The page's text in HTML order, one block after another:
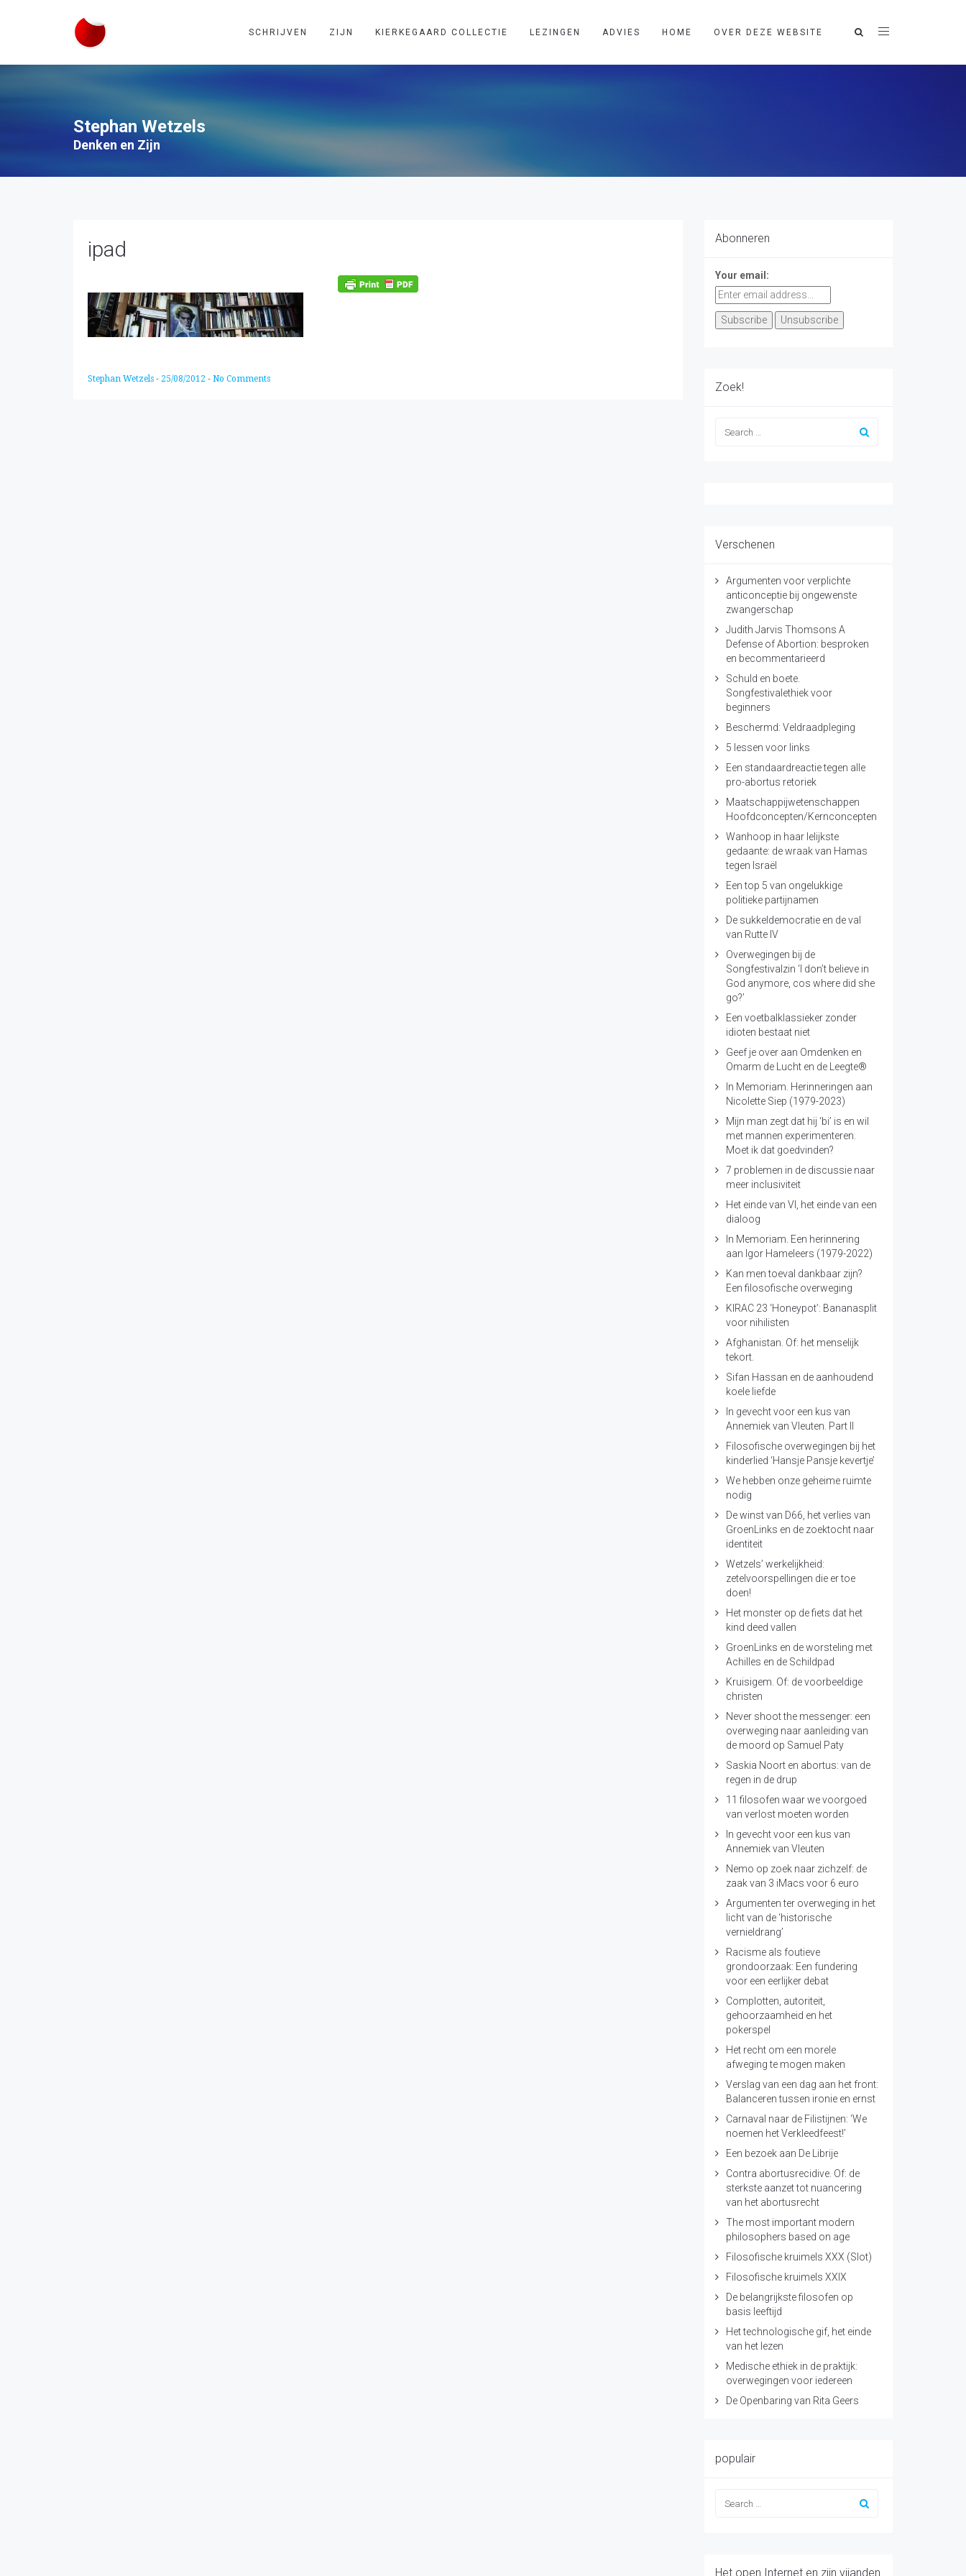
SCHRIJVEN ZIJN KIERKEGAARD COLLECTIE LEZINGEN ADVIES HOME OVER DEZE WEBSITE
Stephan Wetzels
Denken en Zijn
ipad
Stephan Wetzels - 25/08/2012 - No Comments
Abonneren
Your email:
Zoek!
Verschenen
Argumenten voor verplichte
anticonceptie bij ongewenste
zwangerschap
Judith Jarvis Thomsons A
Defense of Abortion: besproken
en becommentarieerd
Schuld en boete.
Songfestivalethiek voor
beginners
Beschermd: Veldraadpleging
5 lessen voor links
Een standaardreactie tegen alle
pro-abortus retoriek
Maatschappijwetenschappen
Hoofdconcepten/Kernconcepten
Wanhoop in haar lelijkste
gedaante: de wraak van Hamas
tegen Israël
Een top 5 van ongelukkige
politieke partijnamen
De sukkeldemocratie en de val
van Rutte IV
Overwegingen bij de
Songfestivalzin ‘I don’t believe in
God anymore, cos where did she
go?’
Een voetbalklassieker zonder
idioten bestaat niet
Geef je over aan Omdenken en
Omarm de Lucht en de Leegte®
In Memoriam. Herinneringen aan
Nicolette Siep (1979-2023)
Mijn man zegt dat hij ‘bi’ is en wil
met mannen experimenteren.
Moet ik dat goedvinden?
7 problemen in de discussie naar
meer inclusiviteit
Het einde van VI, het einde van een
dialoog
In Memoriam. Een herinnering
aan Igor Hameleers (1979-2022)
Kan men toeval dankbaar zijn?
Een filosofische overweging
KIRAC 23 ‘Honeypot’: Bananasplit
voor nihilisten
Afghanistan. Of: het menselijk
tekort.
Sifan Hassan en de aanhoudend
koele liefde
In gevecht voor een kus van
Annemiek van Vleuten. Part II
Filosofische overwegingen bij het
kinderlied ‘Hansje Pansje kevertje’
We hebben onze geheime ruimte
nodig
De winst van D66, het verlies van
GroenLinks en de zoektocht naar
identiteit
Wetzels’ werkelijkheid:
zetelvoorspellingen die er toe
doen!
Het monster op de fiets dat het
kind deed vallen
GroenLinks en de worsteling met
Achilles en de Schildpad
Kruisigem. Of: de voorbeeldige
christen
Never shoot the messenger: een
overweging naar aanleiding van
de moord op Samuel Paty
Saskia Noort en abortus: van de
regen in de drup
11 filosofen waar we voorgoed
van verlost moeten worden
In gevecht voor een kus van
Annemiek van Vleuten
Nemo op zoek naar zichzelf: de
zaak van 3 iMacs voor 6 euro
Argumenten ter overweging in het
licht van de ‘historische
vernieldrang’
Racisme als foutieve
grondoorzaak: Een fundering
voor een eerlijker debat
Complotten, autoriteit,
gehoorzaamheid en het
pokerspel
Het recht om een morele
afweging te mogen maken
Verslag van een dag aan het front:
Balanceren tussen ironie en ernst
Carnaval naar de Filistijnen: ‘We
noemen het Verkleedfeest!’
Een bezoek aan De Librije
Contra abortusrecidive. Of: de
sterkste aanzet tot nuancering
van het abortusrecht
The most important modern
philosophers based on age
Filosofische kruimels XXX (Slot)
Filosofische kruimels XXIX
De belangrijkste filosofen op
basis leeftijd
Het technologische gif, het einde
van het lezen
Medische ethiek in de praktijk:
overwegingen voor iedereen
De Openbaring van Rita Geers
populair
Het open Internet en zijn vijanden